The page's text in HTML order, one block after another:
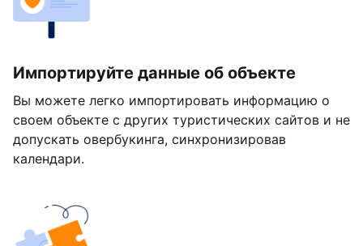
Импортируйте данные об объекте
Вы можете легко импортировать информацию о
своем объекте с других туристических сайтов и не
допускать овербукинга, синхронизировав
календари.